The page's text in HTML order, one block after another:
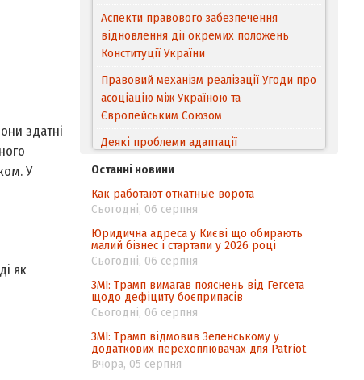
здатні
У
як
Правовий механізм реалізації Угоди про
асоціацію між Україною та
Європейським Cоюзом
Деякі проблеми адаптації
законодавства України щодо зазначення
походження товарів відповідно до
Угоди про торговельні аспекти прав
інтелектуальної власності (TRIPS) у
контексті євроінтеграції
Аналіз виборчого законодавства щодо
невизначеності механізму повторного
підрахунку голосів виборців
Інформаційна безпека суспільства
Контент-аналіз відображення сенсу
національних інтересів у стратегічних
нормативно-правових документах
Останні новини
Как работают откатные ворота
Сьогодні, 06 серпня
Юридична адреса у Києві що обирають
малий бізнес і стартапи у 2026 році
Сьогодні, 06 серпня
ЗМІ: Трамп вимагав пояснень від Гегсета
щодо дефіциту боєприпасів
Сьогодні, 06 серпня
ЗМІ: Трамп відмовив Зеленському у
додаткових перехоплювачах для Patriot
Вчора, 05 серпня